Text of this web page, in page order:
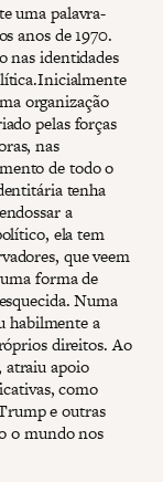
uma palavra-
anos de 1970.
nas identidades
organização
pelas forças
nas
de todo o
tenha
a
ela tem
que veem
forma de
Numa
habilmente a
direitos. Ao
atraiu apoio
como
e outras
o mundo nos